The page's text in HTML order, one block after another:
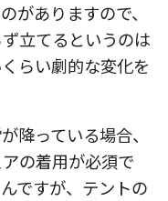
がありますので、
立てるというのは
らい劇的な変化を
降っている場合、
の着用が必須で
ですが、テントの